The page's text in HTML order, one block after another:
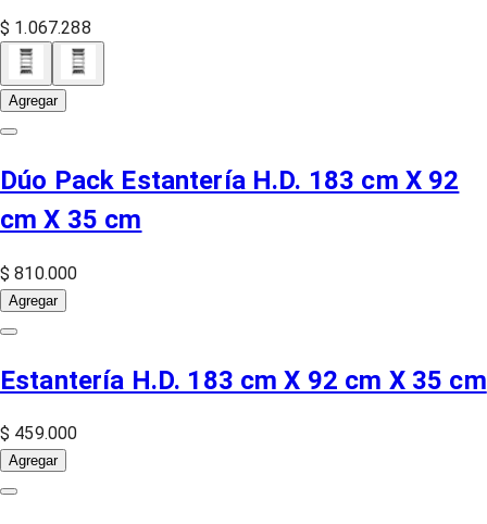
$ 1.067.288
Agregar
Dúo Pack Estantería H.D. 183 cm X 92
cm X 35 cm
$ 810.000
Agregar
Estantería H.D. 183 cm X 92 cm X 35 cm
$ 459.000
Agregar